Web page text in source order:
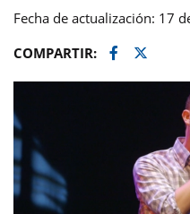
Fecha de actualización: 17
COMPARTIR:
Facebook
Twitter